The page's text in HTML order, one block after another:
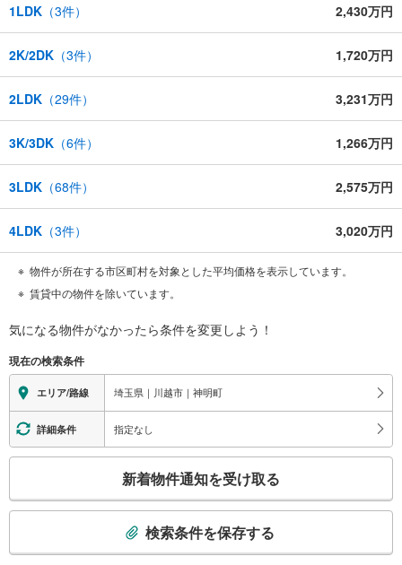
1LDK （3件） 2,430万円
2K/2DK （3件） 1,720万円
2LDK （29件） 3,231万円
3K/3DK （6件） 1,266万円
3LDK （68件） 2,575万円
4LDK （3件） 3,020万円
物件が所在する市区町村を対象とした平均価格を表示しています。
賃貸中の物件を除いています。
気になる物件がなかったら条件を変更しよう！
現在の検索条件
エリア/路線 埼玉県｜川越市｜神明町
詳細条件 指定なし
検
新着物件通知を受け取る
検索条件を保存する